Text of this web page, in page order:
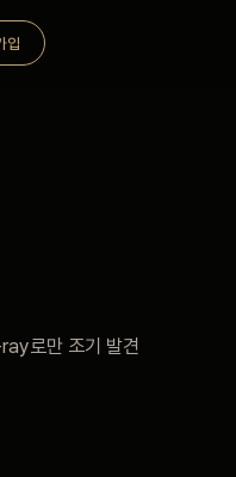
입
로만 조기 발견